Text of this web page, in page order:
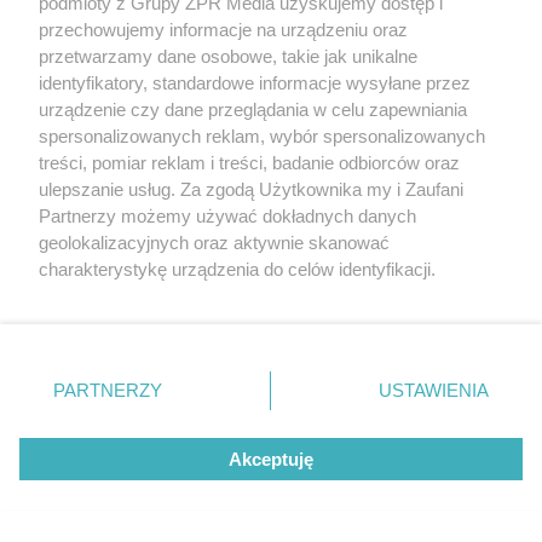
LOKALNIE:
przechowujemy informacje na urządzeniu oraz
przetwarzamy dane osobowe, takie jak unikalne
identyfikatory, standardowe informacje wysyłane przez
urządzenie czy dane przeglądania w celu zapewniania
spersonalizowanych reklam, wybór spersonalizowanych
treści, pomiar reklam i treści, badanie odbiorców oraz
ulepszanie usług. Za zgodą Użytkownika my i Zaufani
Partnerzy możemy używać dokładnych danych
geolokalizacyjnych oraz aktywnie skanować
charakterystykę urządzenia do celów identyfikacji.
zmienić/wycofać klikając przycisk ustawień prywatności
znajdujący się w lewym dolnym rogu strony
rodzaje przetwarzania danych nie wymagają zgody
użytkownika, ale masz prawo sprzeciwić się takiemu
przetwarzaniu. Preferencje będą miały zastosowanie tylko
PARTNERZY USTAWIENIA
Akceptuję